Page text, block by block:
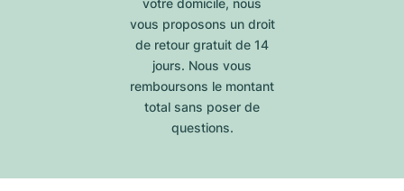
votre domicile, nous
vous proposons un droit
de retour gratuit de 14
jours. Nous vous
remboursons le montant
total sans poser de
questions.